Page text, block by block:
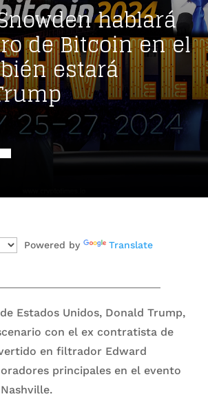
hablará
de Bitcoin en el
estará
Powered by Translate
Estados Unidos, Donald Trump,
con el ex contratista de
en filtrador Edward
principales en el evento